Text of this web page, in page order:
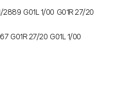
2889 G01L 1/00 G01R 27/20
G01R 27/20 G01L 1/00